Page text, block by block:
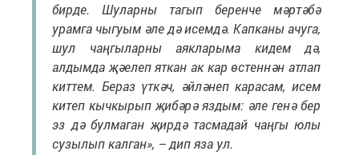
бирде. Шуларны тагып беренче мәртәбә
урамга чыгуым әле дә исемдә. Капканы ачуга,
шул чаңгыларны аякларыма кидем дә,
алдымда җәелеп яткан ак кар өстеннән атлап
киттем. Бераз үткәч, әйләнеп карасам, исем
китеп кычкырып җибәрә яздым: әле генә бер
эз дә булмаган җирдә тасмадай чаңгы юлы
сузылып калган», – дип яза ул.